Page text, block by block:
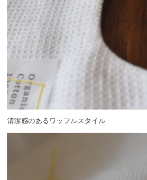
清潔感のあるワッフルスタイル